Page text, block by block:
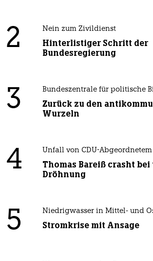
2 Nein zum Zivildienst
Hinterlistiger Schritt der
Bundesregierung
3 Bundeszentrale für politische
Zurück zu den
Wurzeln
4 Unfall von CDU-Abgeordnetem
Thomas Bareiß crasht
Dröhnung
5 Niedrigwasser in Mittel- und
Stromkrise mit Ansage